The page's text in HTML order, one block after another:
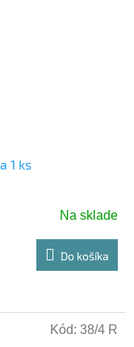
1 ks
Na sklade
Do košíka
Kód: 38/4 R